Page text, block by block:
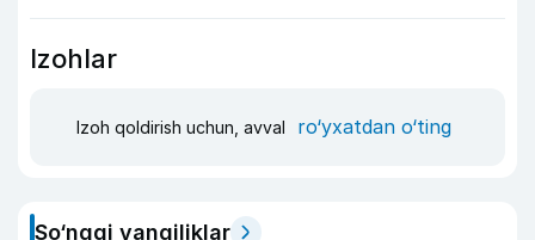
Izohlar
Izoh qoldirish uchun, avval ro‘yxatdan o‘ting
So‘nggi yangiliklar